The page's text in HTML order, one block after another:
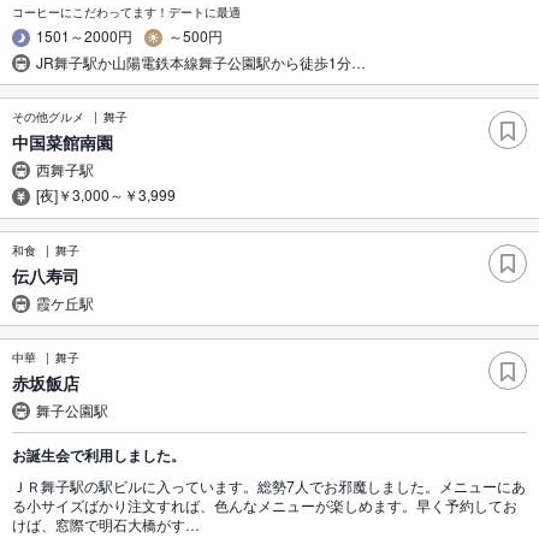
コーヒーにこだわってます！デートに最適
1501～2000円
～500円
JR舞子駅か山陽電鉄本線舞子公園駅から徒歩1分…
その他グルメ 舞子
中国菜館南園
西舞子駅
[夜]￥3,000～￥3,999
和食 舞子
伝八寿司
霞ケ丘駅
中華 舞子
赤坂飯店
舞子公園駅
お誕生会で利用しました。
ＪＲ舞子駅の駅ビルに入っています。総勢7人でお邪魔しました。メニューにあ
る小サイズばかり注文すれば、色んなメニューが楽しめます。早く予約してお
けば、窓際で明石大橋がす…